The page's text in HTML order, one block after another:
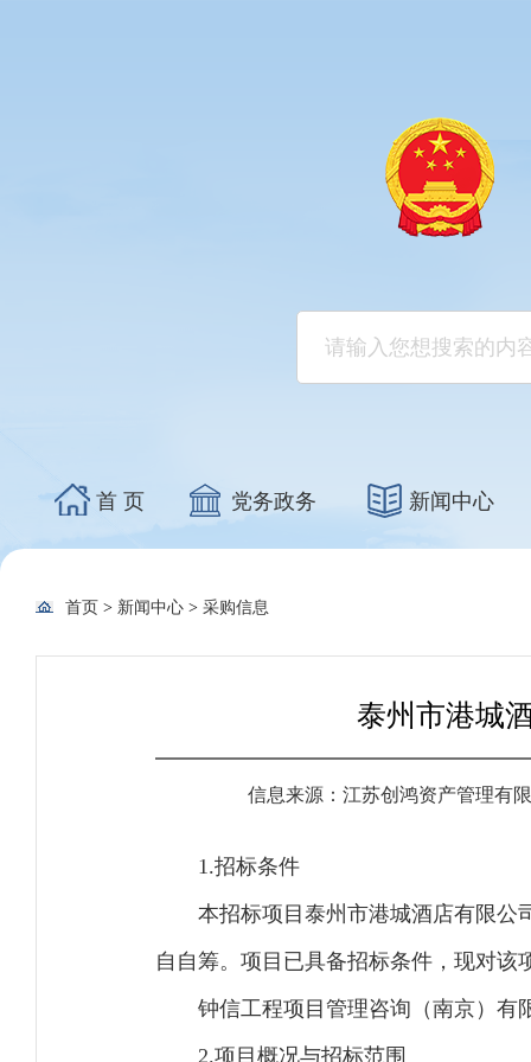
首 页 党务政务 新闻中心
首页 > 新闻中心 > 采购信息
泰州市港城
信息来源：江苏创鸿资产管理有
1.招标条件
本招标项目泰州市港城酒店有限公
自自筹。项目已具备招标条件，现对
钟信工程项目管理咨询（南京）有
2.项目概况与招标范围